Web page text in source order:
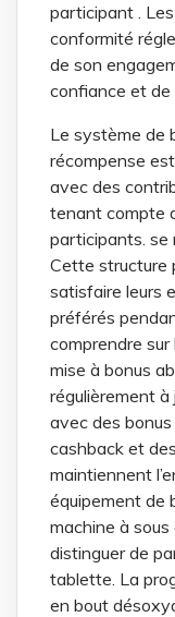
participant .
conformité
de son
confiance et de
Le système de
récompense
avec des
tenant compte
participants. se
Cette structure
satisfaire leurs
préférés
comprendre
mise à bonus
régulièrement
avec des
cashback et
maintiennent
équipement de
machine à
distinguer de
tablette. La
en bout